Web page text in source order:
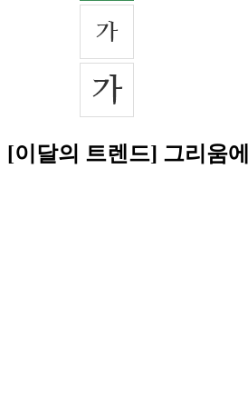
[이달의 트렌드] 그리움